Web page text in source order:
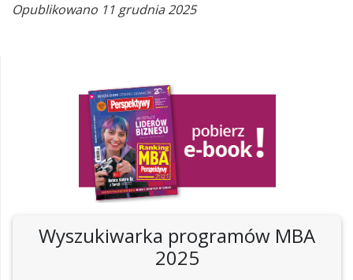
Opublikowano 11 grudnia 2025
Wyszukiwarka programów MBA
2025